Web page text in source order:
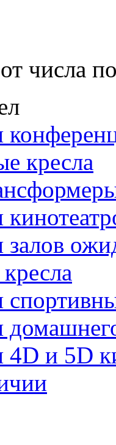
числа
кресла
залов
4D и 5D